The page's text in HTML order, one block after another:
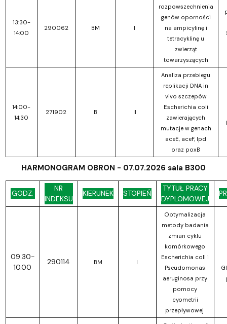
13:30-
14:00
290062 BM I
rozpowszechnienia
genów oporności
na ampicylinę i
tetracyklinę u
zwierząt
towarzyszących
14:00-
14:30
271902 B II
Analiza przebiegu
replikacji DNA in
vivo szczepów
Escherichia coli
zawierających
mutacje w genach
aceE, aceF, lpd
oraz poxB
HARMONOGRAM OBRON - 07.07.2026 sala B300
GODZ.
NR
INDEKSU
KIERUNEK STOPIEŃ
TYTUŁ PRACY
DYPLOMOWEJ
09.30-
10.00
290114 BM I
Optymalizacja
metody badania
zmian cyklu
komórkowego
Escherichia coli i
Pseudomonas
aeruginosa przy
pomocy
cyometrii
przepływowej